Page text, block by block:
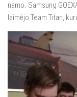
namo. Samsung
laimėjo Team Titan,